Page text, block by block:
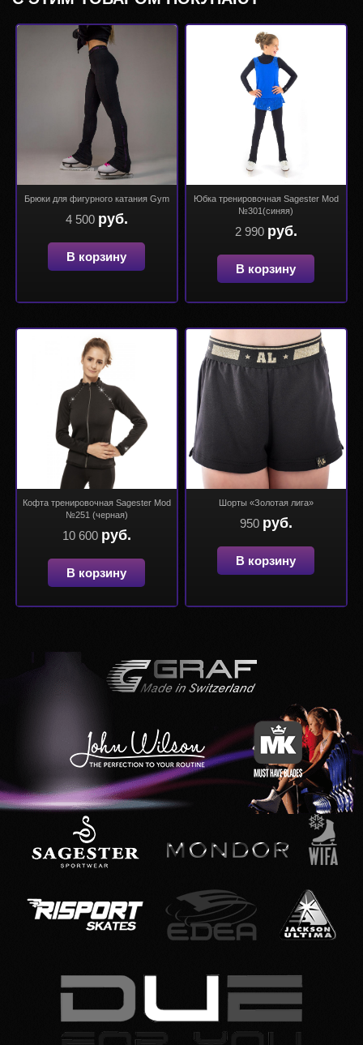
Брюки для фигурного катания Gym
4 500 руб.
В корзину
Юбка тренировочная Sagester Mod
№301(синяя)
2 990 руб.
В корзину
Кофта тренировочная Sagester Mod
№251 (черная)
10 600 руб.
В корзину
Шорты «Золотая лига»
950 руб.
В корзину